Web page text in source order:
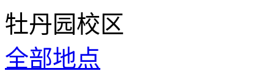
牡丹园校区
全部地点